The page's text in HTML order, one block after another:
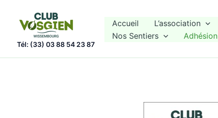
contenu
Tél: (33) 03 88 54 23 87
Accueil L’association
Nos Sentiers
Adhésion